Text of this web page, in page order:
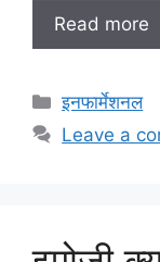
Read more
Categories
इनफार्मेशनल
Leave a